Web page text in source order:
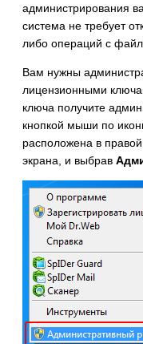
администрирования
система не требует
либо операций с
Вам нужны
лицензионными
ключа получите
кнопкой мыши по
расположена в
экрана, и выбрав